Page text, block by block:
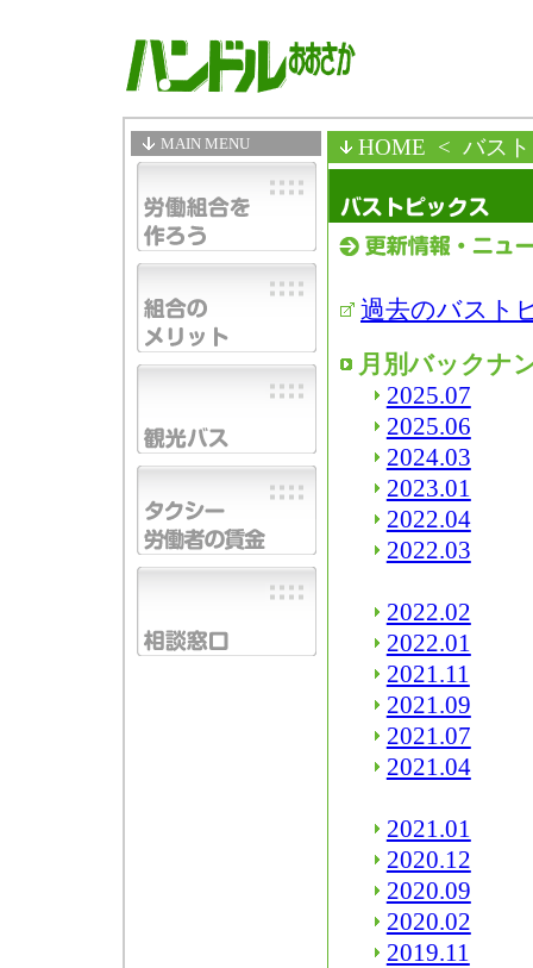
MAIN MENU HOME < バス
過去のバスト
月別バックナ
2025.07
2025.06
2024.03
2023.01
2022.04
2022.03
2022.02
2022.01
2021.11
2021.09
2021.07
2021.04
2021.01
2020.12
2020.09
2020.02
2019.11